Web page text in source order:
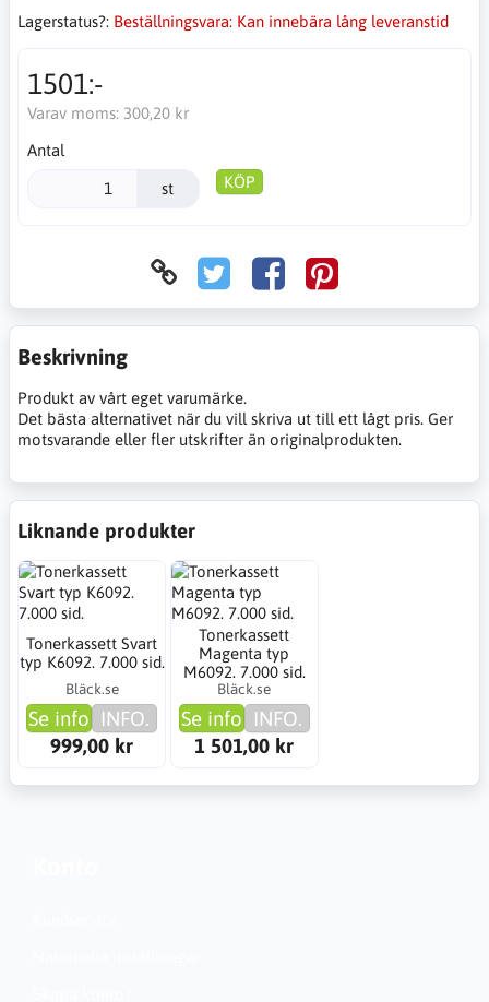
Lagerstatus?: Beställningsvara: Kan innebära lång leveranstid
1501:-
Varav moms: 300,20 kr
Antal
st KÖP
Beskrivning
Produkt av vårt eget varumärke.
Det bästa alternativet när du vill skriva ut till ett lågt pris. Ger
motsvarande eller fler utskrifter än originalprodukten.
Liknande produkter
Tonerkassett Svart
typ K6092. 7.000 sid.
Bläck.se
Se info INFO.
999,00 kr
Tonerkassett
Magenta typ
M6092. 7.000 sid.
Bläck.se
Se info INFO.
1 501,00 kr